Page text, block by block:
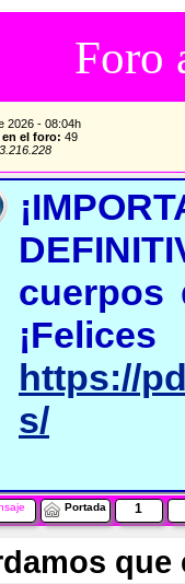
Foro
2026 - 08:04h
el foro: 49
cuerpos
https://
s/
Portada 1